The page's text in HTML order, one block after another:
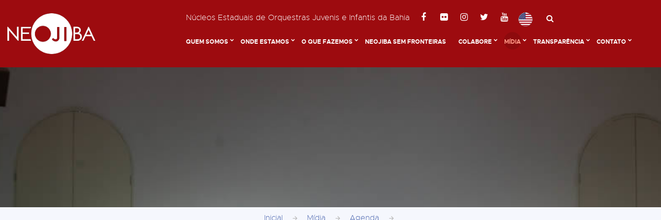
Núcleos Estaduais de Orquestras Juvenis e Infantis da Bahia
QUEM SOMOS ONDE ESTAMOS O QUE FAZEMOS NEOJIBA SEM FRONTEIRAS COLABORE MÍDIA TRANSPARÊNCIA CONTATO
Inicial Mídia Agenda